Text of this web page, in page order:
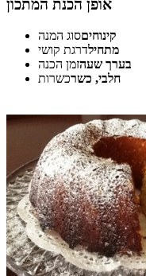
אופן הכנת המתכון
קינוחיםסוג המנה
מתחילדרגת קושי
בערך שעהזמן הכנה
חלבי, כשרכשרות